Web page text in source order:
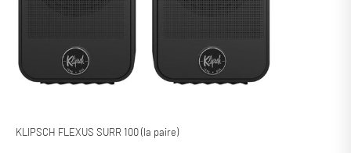
KLIPSCH FLEXUS SURR 100 (la paire)